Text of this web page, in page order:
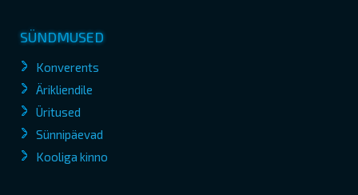
SÜNDMUSED
Konverents
Ärikliendile
Üritused
Sünnipäevad
Kooliga kinno